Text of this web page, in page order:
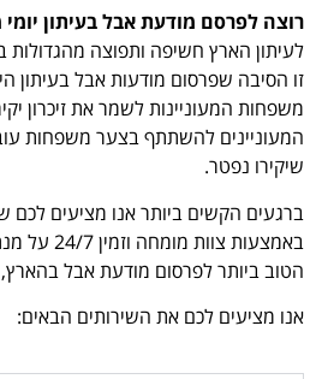
רוצה לפרסם מודעת אבל בעיתון
לעיתון הארץ חשיפה ותפוצה
זו הסיבה שפרסום מודעות אבל בעיתון
משפחות המעוניינות לשמר את זיכרון
המעוניינים להשתתף בצער משפחות
שיקירו נפטר.
ברגעים הקשים ביותר אנו מציעים לכם
באמצעות
הטוב ביותר לפרסום מודעת אבל
אנו מציעים לכם את השירותים הבאים: